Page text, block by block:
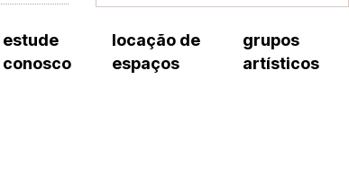
estude
conosco
locação de
espaços
grupos
artísticos